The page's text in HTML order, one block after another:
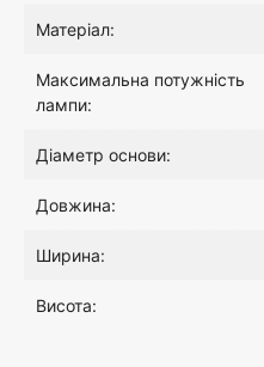
0
Матеріал:
Максимальна потужність
лампи:
Діаметр основи:
Довжина:
Ширина:
Висота: